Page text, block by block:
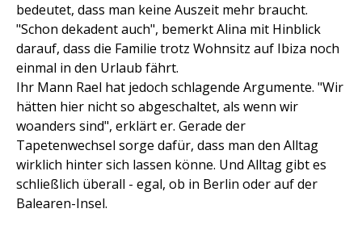
bedeutet, dass man keine Auszeit mehr braucht.
"Schon dekadent auch", bemerkt Alina mit Hinblick
darauf, dass die Familie trotz Wohnsitz auf Ibiza noch
einmal in den Urlaub fährt.
Ihr Mann Rael hat jedoch schlagende Argumente. "Wir
hätten hier nicht so abgeschaltet, als wenn wir
woanders sind", erklärt er. Gerade der
Tapetenwechsel sorge dafür, dass man den Alltag
wirklich hinter sich lassen könne. Und Alltag gibt es
schließlich überall - egal, ob in Berlin oder auf der
Balearen-Insel.